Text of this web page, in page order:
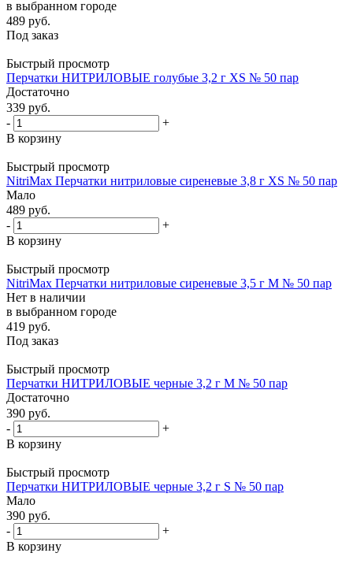
в выбранном городе
489 руб.
Под заказ
Быстрый просмотр
Перчатки НИТРИЛОВЫЕ голубые 3,2 г XS № 50 пар
Достаточно
339 руб.
-
+
В корзину
Быстрый просмотр
NitriMax Перчатки нитриловые сиреневые 3,8 г XS № 50 пар
Мало
489 руб.
-
+
В корзину
Быстрый просмотр
NitriMax Перчатки нитриловые сиреневые 3,5 г M № 50 пар
Нет в наличии
в выбранном городе
419 руб.
Под заказ
Быстрый просмотр
Перчатки НИТРИЛОВЫЕ черные 3,2 г М № 50 пар
Достаточно
390 руб.
-
+
В корзину
Быстрый просмотр
Перчатки НИТРИЛОВЫЕ черные 3,2 г S № 50 пар
Мало
390 руб.
-
+
В корзину